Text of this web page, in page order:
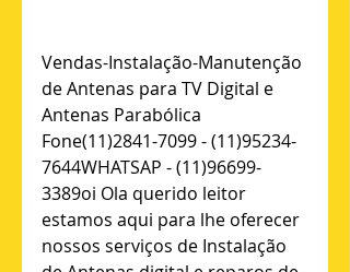
Vendas-Instalação-Manutenção
de Antenas para TV Digital e
Antenas Parabólica
Fone(11)2841-7099 - (11)95234-
7644WHATSAP - (11)96699-
3389oi Ola querido leitor
estamos aqui para lhe oferecer
nossos serviços de Instalação